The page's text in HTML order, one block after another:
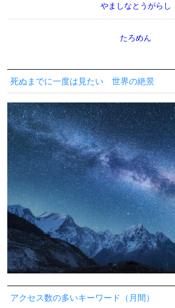
やましなとうがらし
たろめん
死ぬまでに一度は見たい 世界の絶景
アクセス数の多いキーワード（月間）